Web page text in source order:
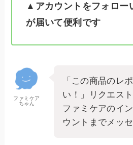
▲アカウントをフォロー
が届いて便利です
ファミケア
ちゃん
「この商品のレ
い！」リクエス
ファミケアのイ
ウントまでメッ